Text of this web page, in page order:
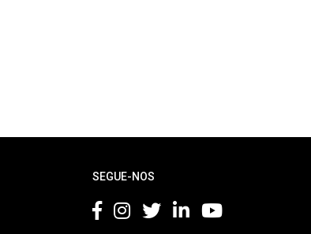
SEGUE-NOS